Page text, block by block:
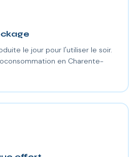
le jour pour l'utiliser le soir.
en Charente-